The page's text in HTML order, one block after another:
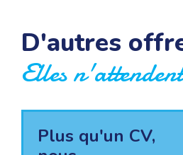
D'autres
Elles
Plus qu'un CV,